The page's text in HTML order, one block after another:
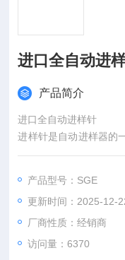
进口全自动进
产品简介
进口全自动进样针
进样针是自动进样器的
头。
产品型号：SGE
更新时间：2025-12-
厂商性质：经销商
访问量：6370